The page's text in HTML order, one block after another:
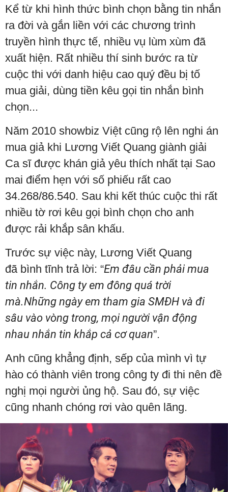
Kể từ khi hình thức bình chọn bằng tin nhắn
ra đời và gắn liền với các chương trình
truyền hình thực tế, nhiều vụ lùm xùm đã
xuất hiện. Rất nhiều thí sinh bước ra từ
cuộc thi với danh hiệu cao quý đều bị tố
mua giải, dùng tiền kêu gọi tin nhắn bình
chọn...
Năm 2010 showbiz Việt cũng rộ lên nghi án
mua giả khi Lương Viết Quang giành giải
Ca sĩ được khán giả yêu thích nhất tại Sao
mai điểm hẹn với số phiếu rất cao
34.268/86.540. Sau khi kết thúc cuộc thi rất
nhiều tờ rơi kêu gọi bình chọn cho anh
được rải khắp sân khấu.
Trước sự việc này, Lương Viết Quang
đã bình tĩnh trả lời: “Em đâu cần phải mua
tin nhắn. Công ty em đông quá trời
mà.Những ngày em tham gia SMĐH và đi
sâu vào vòng trong, mọi người vận động
nhau nhắn tin khắp cả cơ quan”.
Anh cũng khẳng định, sếp của mình vì tự
hào có thành viên trong công ty đi thi nên đề
nghị mọi người ủng hộ. Sau đó, sự việc
cũng nhanh chóng rơi vào quên lãng.